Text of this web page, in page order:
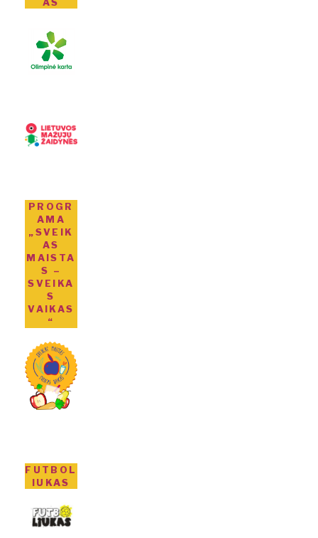
AS
PROGR
AMA
„SVEIK
AS
MAISTA
S –
SVEIKA
S
VAIKAS
“
FUTBOL
IUKAS